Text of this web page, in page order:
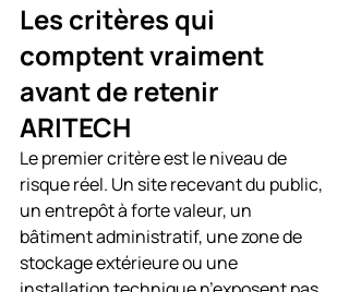
Les critères qui
comptent vraiment
avant de retenir
ARITECH
Le premier critère est le niveau de
risque réel. Un site recevant du public,
un entrepôt à forte valeur, un
bâtiment administratif, une zone de
stockage extérieure ou une